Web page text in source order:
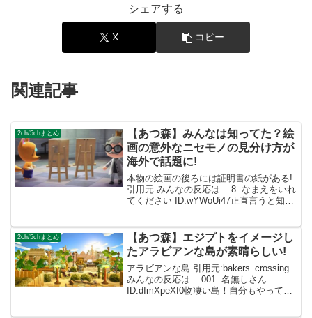
シェアする
X コピー
関連記事
2ch/5chまとめ
【あつ森】みんなは知ってた？絵
画の意外なニセモノの見分け方が
海外で話題に!
本物の絵画の後ろには証明書の紙がある!
引用元:みんなの反応は....8: なまえをいれ
てください ID:wYWoUi47正直言うと知っ
の小ネタ意味ないけど...
2ch/5chまとめ
【あつ森】エジプトをイメージし
たアラビアンな島が素晴らしい!
アラビアンな島 引用元:bakers_crossing
みんなの反応は....001: 名無しさん
ID:dImXpeXf0物凄い島！自分もやってい